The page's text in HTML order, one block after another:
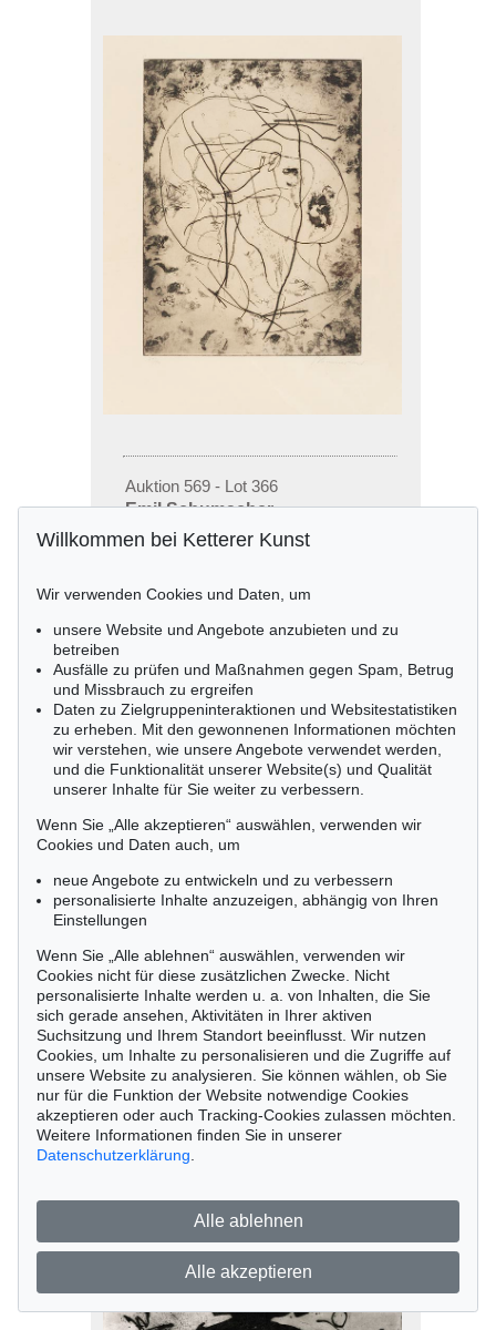
Auktion 569 - Lot 366
Emil Schumacher
Poesie in Schwarz-Weiß mit 7 Radierungen
Auktion Online Sale
Emil Schumacher
Ohne Titel, 1972
Ergebnis:€ 938
Willkommen bei Ketterer Kunst
Wir verwenden Cookies und Daten, um
unsere Website und Angebote anzubieten und zu
betreiben
Ausfälle zu prüfen und Maßnahmen gegen Spam, Betrug
und Missbrauch zu ergreifen
Daten zu Zielgruppeninteraktionen und Websitestatistiken
zu erheben. Mit den gewonnenen Informationen möchten
wir verstehen, wie unsere Angebote verwendet werden,
und die Funktionalität unserer Website(s) und Qualität
unserer Inhalte für Sie weiter zu verbessern.
Wenn Sie „Alle akzeptieren“ auswählen, verwenden wir
Cookies und Daten auch, um
neue Angebote zu entwickeln und zu verbessern
personalisierte Inhalte anzuzeigen, abhängig von Ihren
Einstellungen
Wenn Sie „Alle ablehnen“ auswählen, verwenden wir
Cookies nicht für diese zusätzlichen Zwecke. Nicht
personalisierte Inhalte werden u. a. von Inhalten, die Sie
sich gerade ansehen, Aktivitäten in Ihrer aktiven
Suchsitzung und Ihrem Standort beeinflusst. Wir nutzen
Cookies, um Inhalte zu personalisieren und die Zugriffe auf
unsere Website zu analysieren. Sie können wählen, ob Sie
nur für die Funktion der Website notwendige Cookies
akzeptieren oder auch Tracking-Cookies zulassen möchten.
Weitere Informationen finden Sie in unserer
Datenschutzerklärung
Alle ablehnen
Alle akzeptieren